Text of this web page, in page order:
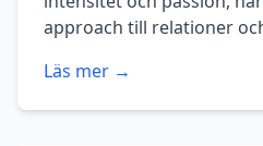
approach till relationer
Läs mer →